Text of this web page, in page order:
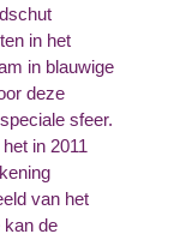
in het
in blauwige
deze
sfeer.
in 2011
van het
kan de